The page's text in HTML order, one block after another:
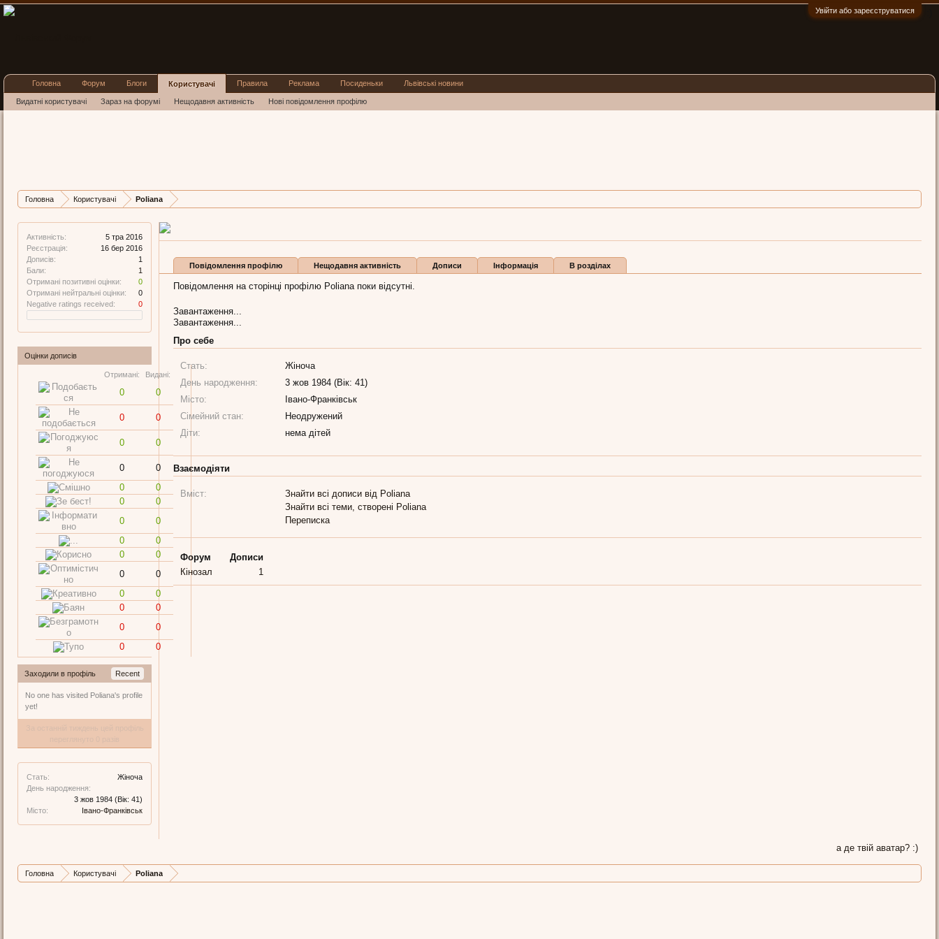
Увійти або зареєструватися
Головна Користувачі Poliana
Активність:
5 тра 2016
Реєстрація:
16 бер 2016
Дописів:
1
Бали:
1
Отримані позитивні оцінки:
0
Отримані нейтральні оцінки:
0
Negative ratings received:
0
Оцінки дописів
Отримані: Видані:
0 0
0 0
0 0
0
0
0
0
0
0
0
0
0
0
0
0
0
0
0
0
0
0
0
0
0
0
Заходили в профіль Recent
No one has visited Poliana's profile
yet!
Стать:
Жіноча
День народження:
3 жов 1984 (Вік: 41)
Місто:
Івано-Франківськ
Дописів
Карма Бали
Повідомлення профілю Нещодавня активність Дописи Інформація В розділах
Повідомлення на сторінці профілю Poliana поки відсутні.
Завантаження...
Завантаження...
Про себе
Стать:
Жіноча
День народження:
3 жов 1984 (Вік: 41)
Місто:
Івано-Франківськ
Сімейний стан:
Неодружений
Діти:
нема дітей
Взаємодіяти
Вміст:
Знайти всі дописи від Poliana
Знайти всі теми, створені Poliana
Переписка
Форум
Дописи
Кінозал
1
а де твій аватар? :)
Головна Користувачі Poliana
Головна Форум Блоги Користувачі
Видатні користувачі Зараз на форумі Нещодавня активність Нові повідомлення профілю
Правила Реклама Посиденьки Львівські новини